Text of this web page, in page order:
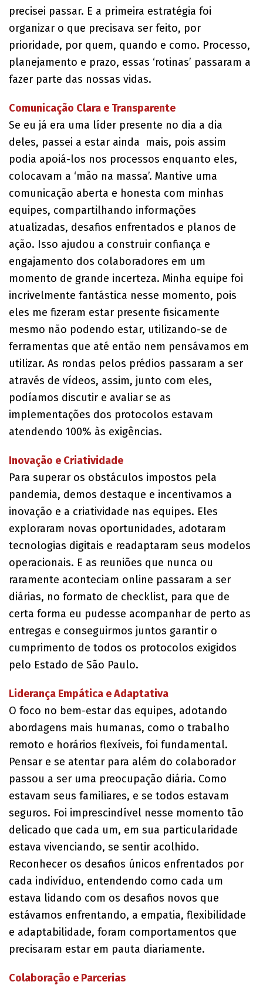
precisei passar. E a primeira estratégia foi
organizar o que precisava ser feito, por
prioridade, por quem, quando e como. Processo,
planejamento e prazo, essas ‘rotinas’ passaram a
fazer parte das nossas vidas.
Comunicação Clara e Transparente
Se eu já era uma líder presente no dia a dia
deles, passei a estar ainda mais, pois assim
podia apoiá-los nos processos enquanto eles,
colocavam a ‘mão na massa’. Mantive uma
comunicação aberta e honesta com minhas
equipes, compartilhando informações
atualizadas, desafios enfrentados e planos de
ação. Isso ajudou a construir confiança e
engajamento dos colaboradores em um
momento de grande incerteza. Minha equipe foi
incrivelmente fantástica nesse momento, pois
eles me fizeram estar presente fisicamente
mesmo não podendo estar, utilizando-se de
ferramentas que até então nem pensávamos em
utilizar. As rondas pelos prédios passaram a ser
através de vídeos, assim, junto com eles,
podíamos discutir e avaliar se as
implementações dos protocolos estavam
atendendo 100% às exigências.
Inovação e Criatividade
Para superar os obstáculos impostos pela
pandemia, demos destaque e incentivamos a
inovação e a criatividade nas equipes. Eles
exploraram novas oportunidades, adotaram
tecnologias digitais e readaptaram seus modelos
operacionais. E as reuniões que nunca ou
raramente aconteciam online passaram a ser
diárias, no formato de checklist, para que de
certa forma eu pudesse acompanhar de perto as
entregas e conseguirmos juntos garantir o
cumprimento de todos os protocolos exigidos
pelo Estado de São Paulo.
Liderança Empática e Adaptativa
O foco no bem-estar das equipes, adotando
abordagens mais humanas, como o trabalho
remoto e horários flexíveis, foi fundamental.
Pensar e se atentar para além do colaborador
passou a ser uma preocupação diária. Como
estavam seus familiares, e se todos estavam
seguros. Foi imprescindível nesse momento tão
delicado que cada um, em sua particularidade
estava vivenciando, se sentir acolhido.
Reconhecer os desafios únicos enfrentados por
cada indivíduo, entendendo como cada um
estava lidando com os desafios novos que
estávamos enfrentando, a empatia, flexibilidade
e adaptabilidade, foram comportamentos que
precisaram estar em pauta diariamente.
Colaboração e Parcerias